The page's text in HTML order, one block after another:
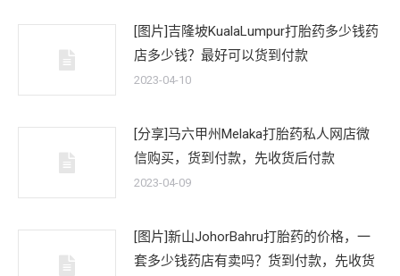
[图片]吉隆坡KualaLumpur打胎药多少钱药
店多少钱？最好可以货到付款
2023-04-10
[分享]马六甲州Melaka打胎药私人网店微
信购买，货到付款，先收货后付款
2023-04-09
[图片]新山JohorBahru打胎药的价格，一
套多少钱药店有卖吗？货到付款，先收货